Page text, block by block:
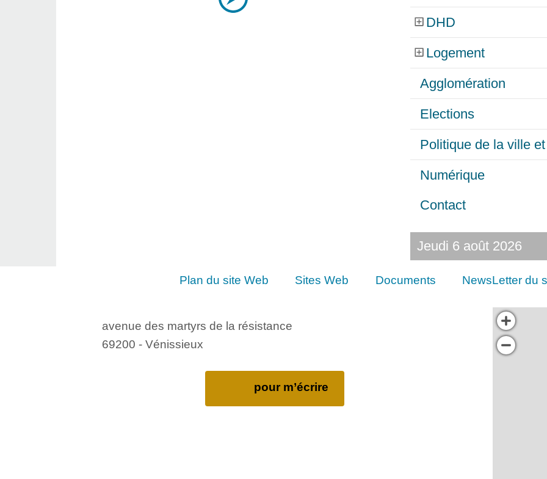
DHD
Logement
Agglomération
Elections
Politique de la ville
Numérique
Contact
Jeudi 6 août 2026
Plan du site Web Sites Web Documents NewsLetter du
avenue des martyrs de la résistance
69200 - Vénissieux
pour m’écrire